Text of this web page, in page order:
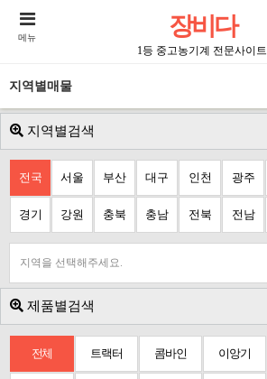
장비다
1등 중고농기계 전문사이트
메뉴
지역별매물
지역별검색
전국 서울 부산 대구 인천 광주
경기 강원 충북 충남 전북 전남
지역을 선택해주세요.
제품별검색
전체 트랙터 콤바인 이앙기